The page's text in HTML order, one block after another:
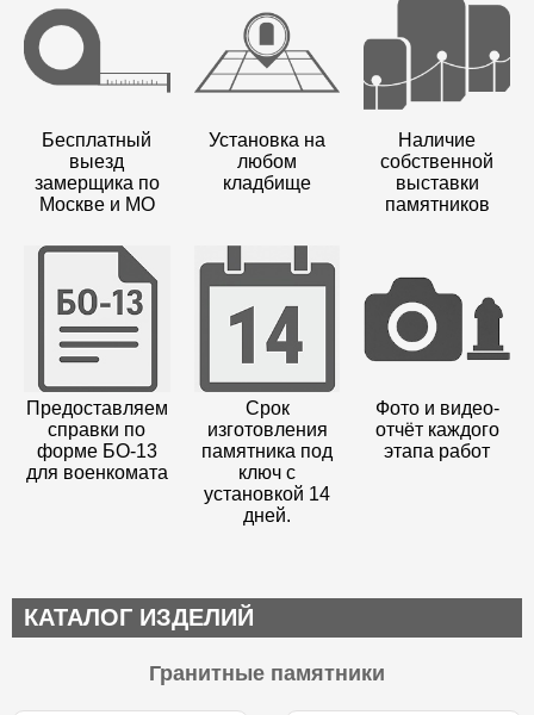
Бесплатный
выезд
замерщика по
Москве и МО
Установка на
любом
кладбище
Наличие
собственной
выставки
памятников
Предоставляем
справки по
форме БО-13
для военкомата
Срок
изготовления
памятника под
ключ с
установкой 14
дней.
Фото и видео-
отчёт каждого
этапа работ
КАТАЛОГ ИЗДЕЛИЙ
Гранитные памятники